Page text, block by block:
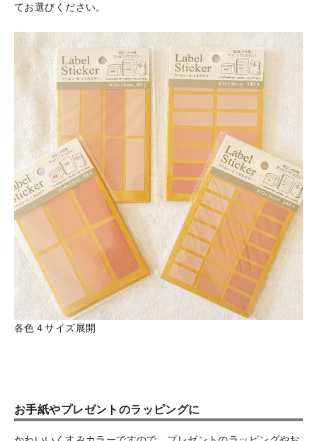
てお選びください。
各色４サイズ展開
お手紙やプレゼントのラッピングに